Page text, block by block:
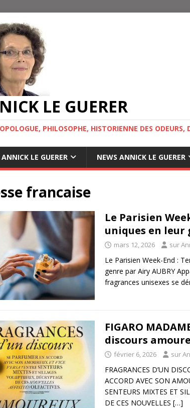
LE GUERER
PHILOSOPHE, HISTORIENNE DES
LE GUERER NEWS ANNICK LE GUERER
francaise
Le Parisien
uniques en leur
mars 12, 2026 sur
Le Parisien Week-End :
genre par Airy AUBRY
fragrances unisexes se
FIGARO
discours
février 6, 2026 sur
FRAGRANCES D’UN
ACCORD AVEC SON
SENTEURS MIXTES ET
DE CES NOUVELLES […]